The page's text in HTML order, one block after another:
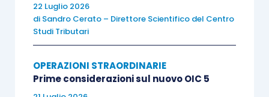
ledisposizioni in materia di trasparenza
fiscaleconsentono il mantenimento del
di personalità giuridica;
la circostanza che il legislatore abbia
22 Luglio 2026
di Sandro Cerato – Direttore Scientifico del Centro
Studi Tributari
OPERAZIONI STRAORDINARIE
Prime considerazioni sul nuovo OIC 5